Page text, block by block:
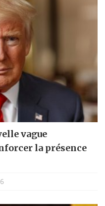
vague
la présence